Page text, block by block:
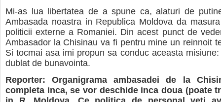
Mi-as lua libertatea de a spune ca, alaturi de
Ambasada noastra in Republica Moldova da
politicii externe a Romaniei. Din acest punct de
Ambasador la Chisinau va fi pentru mine un reinnoit
Si tocmai asa imi propun sa conduc aceasta
dublat de bunavointa.
Reporter: Organigrama ambasadei de la
completa inca, se vor deschide inca doua (poate